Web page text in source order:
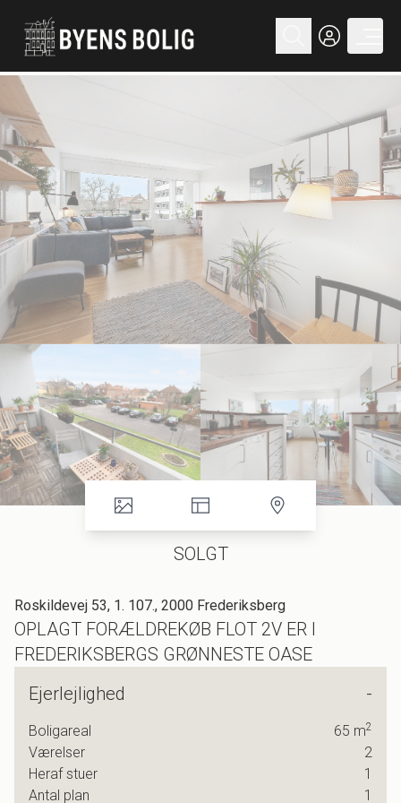
SOLGT
Roskildevej 53, 1. 107., 2000 Frederiksberg
OPLAGT FORÆLDREKØB FLOT 2V ER I
FREDERIKSBERGS GRØNNESTE OASE
Søndermarken, Frederiksberg Have og Zoologisk Have lige ved, og i dette
populære kvarter byder vi nu velkommen til en lækker toværelses lejlighed
helt uden spildplads, i rigtig god stand og med sydvendt altan.
Ejerlejlighed -
Boligareal 65 m2
Værelser
2
Heraf stuer
1
Antal plan
1